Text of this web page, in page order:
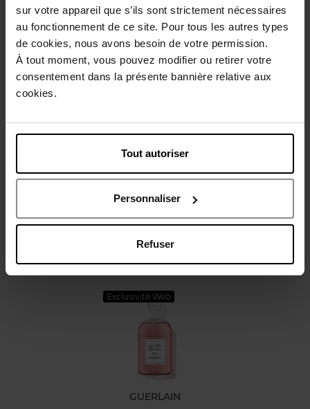
sur votre appareil que s’ils sont strictement nécessaires
au fonctionnement de ce site. Pour tous les autres types
de cookies, nous avons besoin de votre permission.
À tout moment, vous pouvez modifier ou retirer votre
consentement dans la présente bannière relative aux
cookies.
Tout autoriser
Personnaliser
Refuser
Description
Politique relative aux avis des clients
Oublié quelque chose ?
Exclusivité Web
GUERLAIN